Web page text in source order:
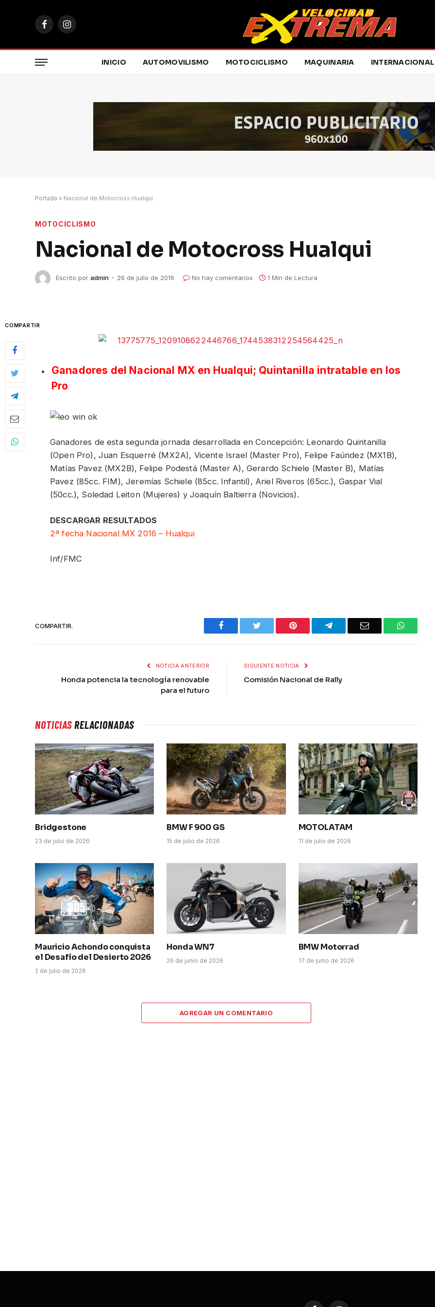
FacebookInstagram
INICIO AUTOMOVILISMO MOTOCICLISMO MAQUINARIA INTERNACIONAL
Portada » Nacional de Motocross Hualqui
MOTOCICLISMO
Nacional de Motocross Hualqui
Escrito por admin 26 de julio de 2016 No hay comentarios 1 Min de Lectura
COMPARTIR
Ganadores del Nacional MX en Hualqui; Quintanilla intratable en los
Pro
Ganadores de esta segunda jornada desarrollada en Concepción: Leonardo Quintanilla
(Open Pro), Juan Esquerré (MX2A), Vicente Israel (Master Pro), Felipe Faúndez (MX1B),
Matías Pavez (MX2B), Felipe Podestá (Master A), Gerardo Schiele (Master B), Matías
Pavez (85cc. FIM), Jeremías Schiele (85cc. Infantil), Ariel Riveros (65cc.), Gaspar Vial
(50cc.), Soledad Leiton (Mujeres) y Joaquín Baltierra (Novicios).
DESCARGAR RESULTADOS
2ª fecha Nacional MX 2016 – Hualqui
Inf/FMC
COMPARTIR. Facebook Twitter Pinterest Telegram Email
NOTICIA ANTERIOR
Honda potencia la tecnología renovable
para el futuro
SIGUIENTE NOTICIA
Comisión Nacional de Rally
NOTICIASRELACIONADAS
Bridgestone
23 de julio de 2026
BMW F 900 GS
15 de julio de 2026
MOTOLATAM
11 de julio de 2026
Mauricio Achondo conquista
el Desafío del Desierto 2026
2 de julio de 2026
Honda WN7
26 de junio de 2026
BMW Motorrad
17 de junio de 2026
AGREGAR UN COMENTARIO